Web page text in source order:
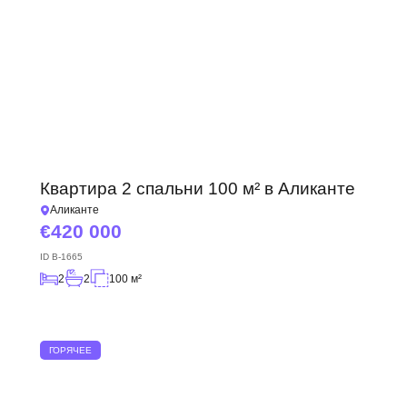
Квартира 2 спальни 100 м² в Аликанте
Аликанте
420 000
ID B-1665
2 2 100 м²
ГОРЯЧЕЕ